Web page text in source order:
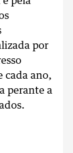
por
cada ano,
perante a